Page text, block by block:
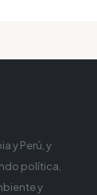
y Perú, y
política,
y